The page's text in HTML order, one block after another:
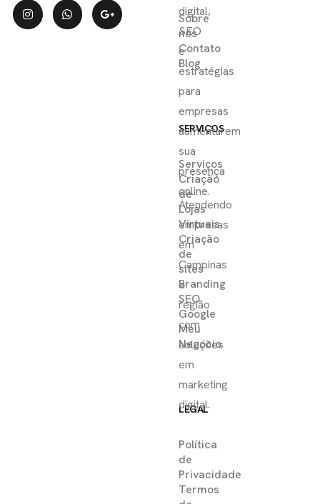
Sobre
nós
Contato
Blog
SERVIÇOS
Serviços
Criação
de
Lojas
Virtuais
Criação
de
sites
Branding
SEO
Google
Meu
Negócio
LEGAL
Política
de
Privacidade
Termos
digital,
SEO
e
estratégias
para
empresas
aumentarem
sua
presença
online.
Atendendo
empresas
em
Campinas
e
região
com
soluções
em
marketing
digital.